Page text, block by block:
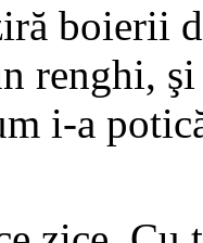
boierii
renghi, şi
i-a